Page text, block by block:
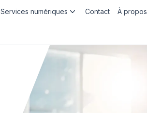
Services numériques Contact À propos